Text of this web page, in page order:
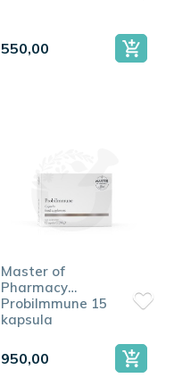
550,00
Master of
Pharmacy
ProbiImmune 15
kapsula
950,00